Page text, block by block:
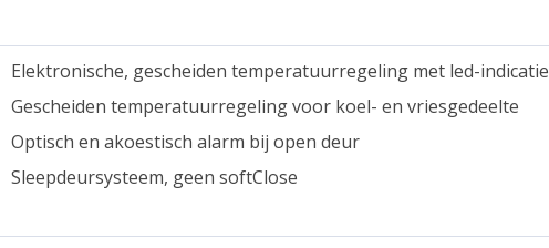
Elektronische, gescheiden temperatuurregeling met led-indicatie
Gescheiden temperatuurregeling voor koel- en vriesgedeelte
Optisch en akoestisch alarm bij open deur
Sleepdeursysteem, geen softClose